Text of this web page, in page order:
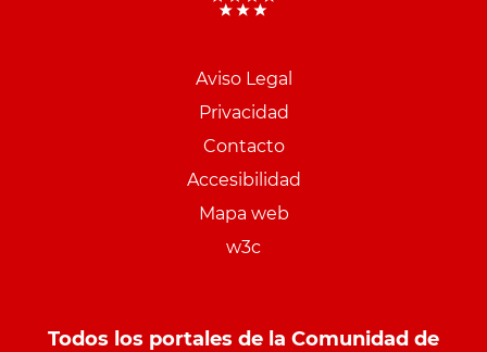
Aviso Legal
Privacidad
Contacto
Accesibilidad
Mapa web
w3c
Todos los portales de la Comunidad de